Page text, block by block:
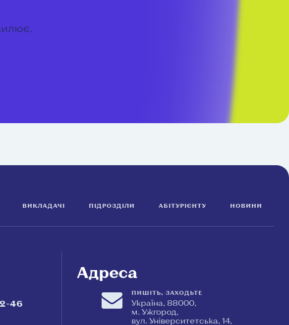
ВИКЛАДАЧІ ПІДРОЗДІЛИ АБІТУРІЄНТУ НОВИНИ
46
Адреса
ПИШІТЬ, ЗАХОДЬТЕ
Україна, 88000,
м. Ужгород,
вул. Університетська, 14,